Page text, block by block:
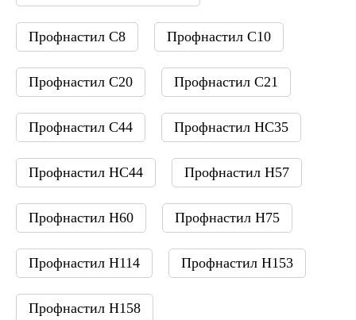
Профнастил С8 Профнастил С10
Профнастил С20 Профнастил С21
Профнастил С44 Профнастил НС35
Профнастил НС44 Профнастил Н57
Профнастил Н60 Профнастил Н75
Профнастил Н114 Профнастил Н153
Профнастил Н158